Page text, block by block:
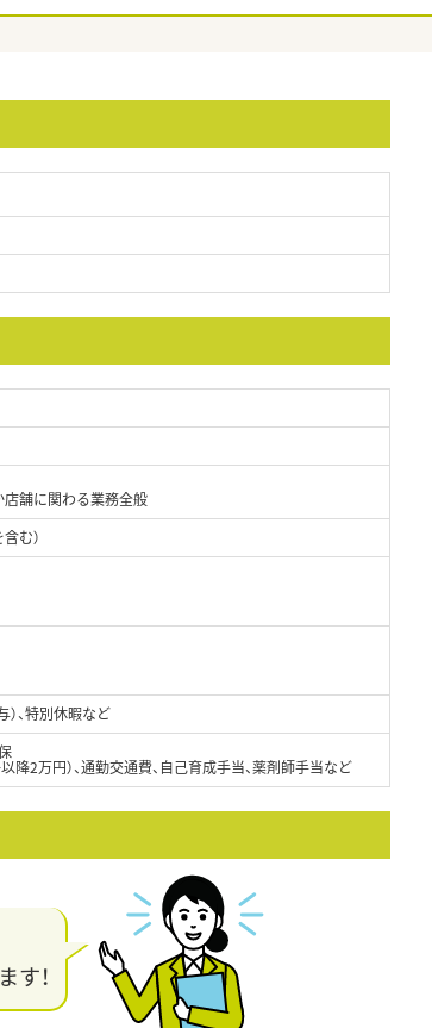
店舗に関わる業務全般
む）
、特別休暇など
降2万円）、通勤交通費、自己育成手当、薬剤師手当など
す！